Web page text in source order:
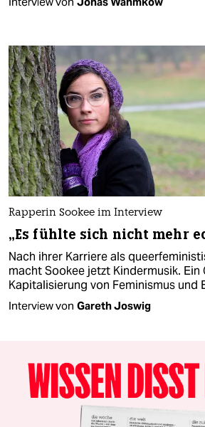
Rapperin Sookee im Interview
„Es fühlte sich nicht mehr
Nach ihrer Karriere als
macht Sookee jetzt Kindermusik. Ein
Kapitalisierung von Feminismus und
Interview von Gareth Joswig